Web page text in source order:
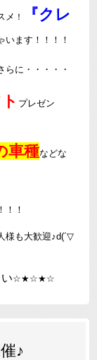
メ ！
『クレ
います！！！！
らに・・・・・
プレゼン
車種などな
！！
様も大歓迎♪d(´▽
☆★☆★☆
♪